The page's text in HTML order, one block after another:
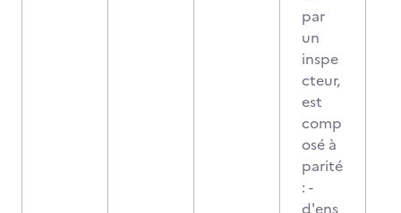
par
un
inspe
cteur,
est
comp
osé à
parité
: -
d'ens